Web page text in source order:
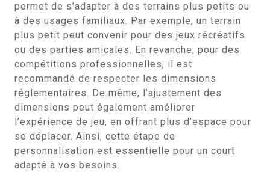
permet de s’adapter à des terrains plus petits ou
à des usages familiaux. Par exemple, un terrain
plus petit peut convenir pour des jeux récréatifs
ou des parties amicales. En revanche, pour des
compétitions professionnelles, il est
recommandé de respecter les dimensions
réglementaires. De même, l’ajustement des
dimensions peut également améliorer
l’expérience de jeu, en offrant plus d’espace pour
se déplacer. Ainsi, cette étape de
personnalisation est essentielle pour un court
adapté à vos besoins.